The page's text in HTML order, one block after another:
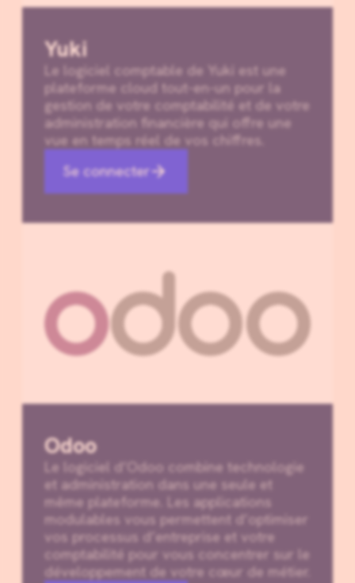
Yuki
Le logiciel comptable de Yuki est une
plateforme cloud tout-en-un pour la
gestion de votre comptabilité et de votre
administration financière qui offre une
vue en temps réel de vos chiffres.
Se connecter
Odoo
Le logiciel d’Odoo combine technologie
et administration dans une seule et
même plateforme. Les applications
modulables vous permettent d’optimiser
vos processus d’entreprise et votre
comptabilité pour vous concentrer sur le
développement de votre cœur de métier.